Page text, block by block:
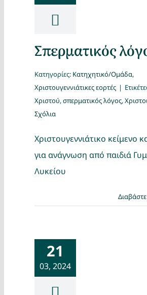
Σπερματικός
Κατηγορίες: Κατηχητικό/Ομάδα,
Χριστουγεννιάτικες εορτές |
Χριστού,σπερματικός λόγος,
Σχόλια
Χριστουγεννιάτικο κείμενο
για ανάγνωση από παιδιά
Λυκείου
21
03, 2024